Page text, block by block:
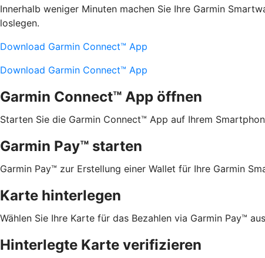
Innerhalb weniger Minuten machen Sie Ihre Garmin
loslegen.
Download Garmin Connect™ App
Download Garmin Connect™ App
Garmin Connect™ App öffnen
Starten Sie die Garmin Connect™ App auf Ihrem
Garmin Pay™ starten
Garmin Pay™ zur Erstellung einer Wallet für Ihre Garmin
Karte hinterlegen
Wählen Sie Ihre Karte für das Bezahlen via Garmin Pay™
Hinterlegte Karte verifizieren